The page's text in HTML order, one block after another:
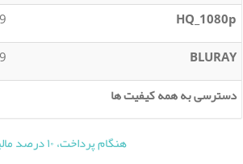
HQ_1080p
BLURAY
دسترسی به همه کیفیت ها
هنگام پرداخت، ۱۰ درصد مالیات بر ارزش افزوده به قیمت فوق افزوده می شود